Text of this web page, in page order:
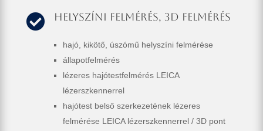
 Helyszíni felmérés, 3d felmérés
hajó, kikötő, úszómű helyszíni felmérése
állapotfelmérés
lézeres hajótestfelmérés LEICA
lézerszkennerrel
hajótest belső szerkezetének lézeres
felmérése LEICA lézerszkennerrel / 3D pont